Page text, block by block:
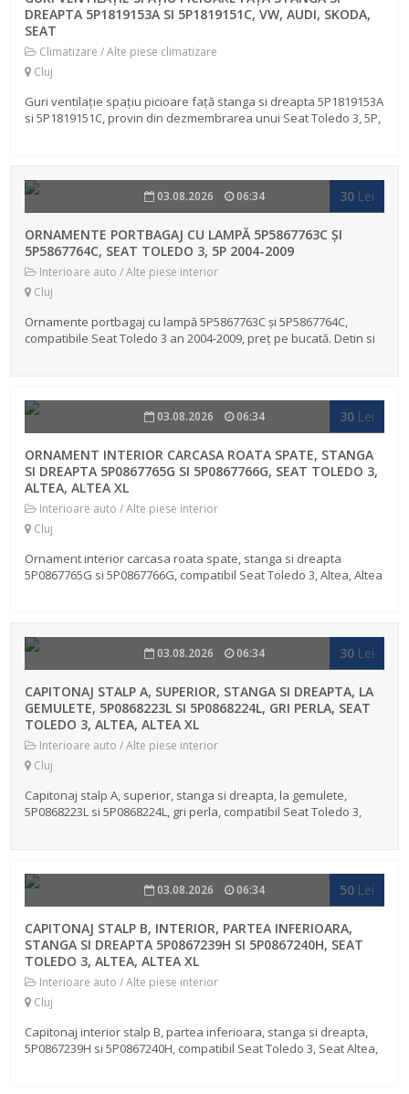
DREAPTA 5P1819153A SI 5P1819151C, VW, AUDI, SKODA,
SEAT
Climatizare / Alte piese climatizare
Cluj
Guri ventilație spațiu picioare față stanga si dreapta 5P1819153A
si 5P1819151C, provin din dezmembrarea unui Seat Toledo 3, 5P,
30 Lei
03.08.2026 06:34
ORNAMENTE PORTBAGAJ CU LAMPĂ 5P5867763C ȘI
5P5867764C, SEAT TOLEDO 3, 5P 2004-2009
Interioare auto / Alte piese interior
Cluj
Ornamente portbagaj cu lampă 5P5867763C și 5P5867764C,
compatibile Seat Toledo 3 an 2004-2009, preț pe bucată. Detin si
30 Lei
03.08.2026 06:34
ORNAMENT INTERIOR CARCASA ROATA SPATE, STANGA
SI DREAPTA 5P0867765G SI 5P0867766G, SEAT TOLEDO 3,
ALTEA, ALTEA XL
Interioare auto / Alte piese interior
Cluj
Ornament interior carcasa roata spate, stanga si dreapta
5P0867765G si 5P0867766G, compatibil Seat Toledo 3, Altea, Altea
30 Lei
03.08.2026 06:34
CAPITONAJ STALP A, SUPERIOR, STANGA SI DREAPTA, LA
GEMULETE, 5P0868223L SI 5P0868224L, GRI PERLA, SEAT
TOLEDO 3, ALTEA, ALTEA XL
Interioare auto / Alte piese interior
Cluj
Capitonaj stalp A, superior, stanga si dreapta, la gemulete,
5P0868223L si 5P0868224L, gri perla, compatibil Seat Toledo 3,
50 Lei
03.08.2026 06:34
CAPITONAJ STALP B, INTERIOR, PARTEA INFERIOARA,
STANGA SI DREAPTA 5P0867239H SI 5P0867240H, SEAT
TOLEDO 3, ALTEA, ALTEA XL
Interioare auto / Alte piese interior
Cluj
Capitonaj interior stalp B, partea inferioara, stanga si dreapta,
5P0867239H si 5P0867240H, compatibil Seat Toledo 3, Seat Altea,